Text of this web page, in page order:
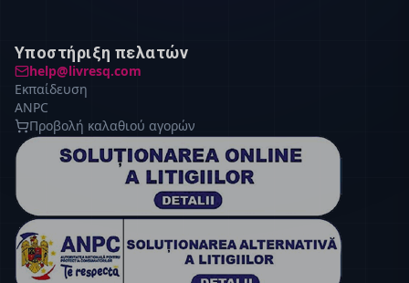
Υποστήριξη πελατών
help@livresq.com
Εκπαίδευση
ANPC
Προβολή καλαθιού αγορών